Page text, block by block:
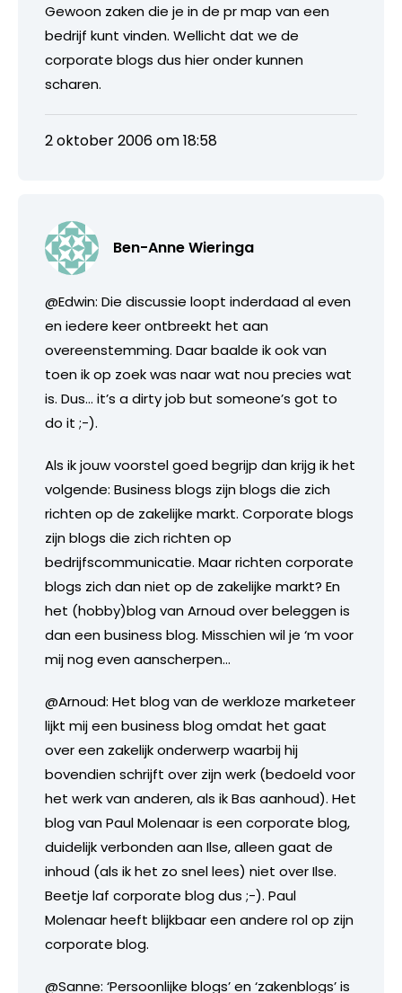
Gewoon zaken die je in de pr map van een
bedrijf kunt vinden. Wellicht dat we de
corporate blogs dus hier onder kunnen
scharen.
2 oktober 2006 om 18:58
Ben-Anne Wieringa
@Edwin: Die discussie loopt inderdaad al even
en iedere keer ontbreekt het aan
overeenstemming. Daar baalde ik ook van
toen ik op zoek was naar wat nou precies wat
is. Dus… it’s a dirty job but someone’s got to
do it ;-).
Als ik jouw voorstel goed begrijp dan krijg ik het
volgende: Business blogs zijn blogs die zich
richten op de zakelijke markt. Corporate blogs
zijn blogs die zich richten op
bedrijfscommunicatie. Maar richten corporate
blogs zich dan niet op de zakelijke markt? En
het (hobby)blog van Arnoud over beleggen is
dan een business blog. Misschien wil je ‘m voor
mij nog even aanscherpen…
@Arnoud: Het blog van de werkloze marketeer
lijkt mij een business blog omdat het gaat
over een zakelijk onderwerp waarbij hij
bovendien schrijft over zijn werk (bedoeld voor
het werk van anderen, als ik Bas aanhoud). Het
blog van Paul Molenaar is een corporate blog,
duidelijk verbonden aan Ilse, alleen gaat de
inhoud (als ik het zo snel lees) niet over Ilse.
Beetje laf corporate blog dus ;-). Paul
Molenaar heeft blijkbaar een andere rol op zijn
corporate blog.
@Sanne: ‘Persoonlijke blogs’ en ‘zakenblogs’ is